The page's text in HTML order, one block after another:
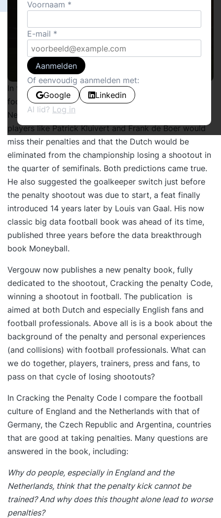
In the year 2000, George Vergouw published his
football-bookDe Strafschop(The Penalty) in the
Netherlands. Based on his analysis, he predicted that
players like Patrick Kluivert and Frank de Boer would
miss their penalties and that the Dutch would be
eliminated from the championship losing a shootout in
the quarter of semifinals. Both predictions came true.
He also suggested the goalkeeper switch just before
the penalty shootout was due to start, a feat finally
introduced 14 years later by Louis van Gaal. His now
classic big data football book was ahead of its time,
published three years before the data breakthrough
book Moneyball.
Vergouw now publishes a new penalty book, fully
dedicated to the shootout, Cracking the penalty Code,
winning a shootout in football. The publication is
aimed at both Dutch and especially English fans and
football professionals. Above all is is a book about the
background of the penalty and personal experiences
(and collisions) with football professionals. What can
we do together, players, trainers, press and fans, to
pass on that cycle of losing shootouts?
In Cracking the Penalty Code I compare the football
culture of England and the Netherlands with that of
Germany, the Czech Republic and Argentina, countries
that are good at taking penalties. Many questions are
answered in the book, including:
Why do people, especially in England and the
Netherlands, think that the penalty kick cannot be
trained? And why does this thought alone lead to worse
penalties?
Voornaam
E-mail
Aanmelden
Of eenvoudig aanmelden met:
Google
Linkedin
Al lid? Log in